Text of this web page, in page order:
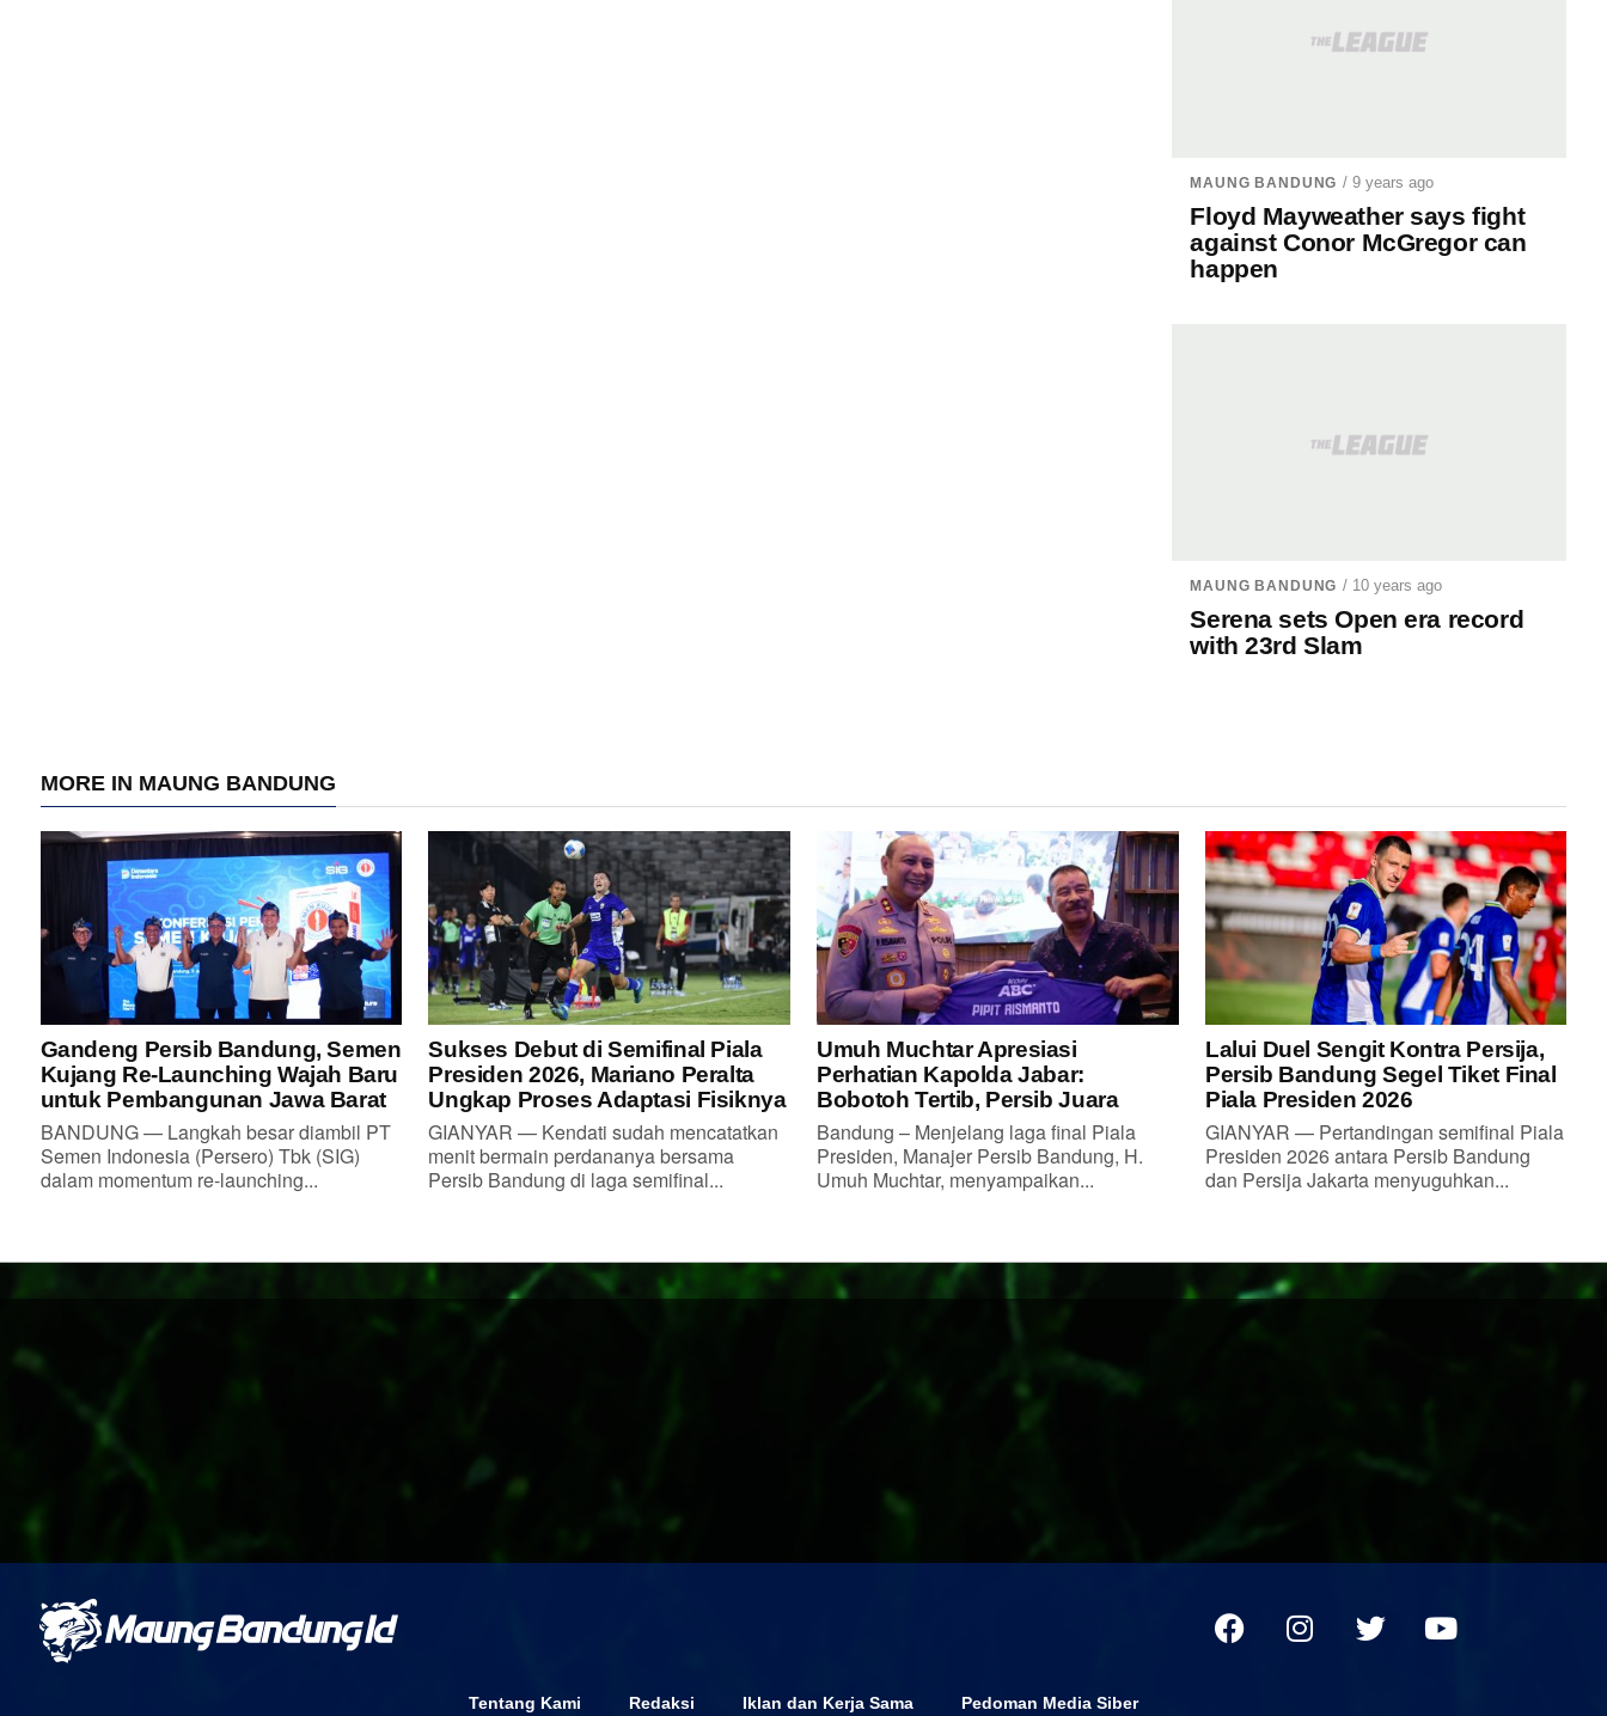
MAUNG BANDUNG / 9 years ago
Floyd Mayweather says fight
against Conor McGregor can
happen
MAUNG BANDUNG / 10 years ago
Serena sets Open era record
with 23rd Slam
MORE IN MAUNG BANDUNG
Gandeng Persib Bandung, Semen
Kujang Re-Launching Wajah Baru
untuk Pembangunan Jawa Barat
BANDUNG — Langkah besar diambil PT
Semen Indonesia (Persero) Tbk (SIG)
dalam momentum re-launching...
Sukses Debut di Semifinal Piala
Presiden 2026, Mariano Peralta
Ungkap Proses Adaptasi Fisiknya
GIANYAR — Kendati sudah mencatatkan
menit bermain perdananya bersama
Persib Bandung di laga semifinal...
Umuh Muchtar Apresiasi
Perhatian Kapolda Jabar:
Bobotoh Tertib, Persib Juara
Bandung – Menjelang laga final Piala
Presiden, Manajer Persib Bandung, H.
Umuh Muchtar, menyampaikan...
Lalui Duel Sengit Kontra Persija,
Persib Bandung Segel Tiket Final
Piala Presiden 2026
GIANYAR — Pertandingan semifinal Piala
Presiden 2026 antara Persib Bandung
dan Persija Jakarta menyuguhkan...
Tentang Kami Redaksi Iklan dan Kerja Sama Pedoman Media Siber